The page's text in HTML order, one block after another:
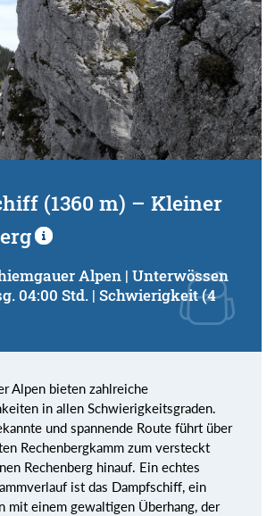
(1360 m) – Kleiner
Alpen | Unterwössen
04:00 Std. | Schwierigkeit (4
Alpen bieten zahlreiche
in allen Schwierigkeitsgraden.
und spannende Route führt über
Rechenbergkamm zum versteckt
Rechenberg hinauf. Ein echtes
ist das Dampfschiff, ein
mit einem gewaltigen Überhang, der